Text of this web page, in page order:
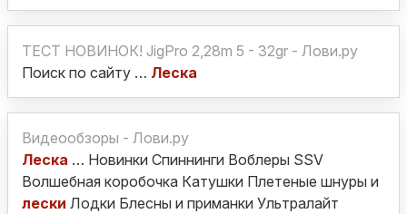
ТЕСТ НОВИНОК! JigPro 2,28m 5 - 32gr - Лови.ру
Поиск по сайту … Леска
Видеообзоры - Лови.ру
Леска … Новинки Спиннинги Воблеры SSV
Волшебная коробочка Катушки Плетеные шнуры и
лески Лодки Блесны и приманки Ультралайт